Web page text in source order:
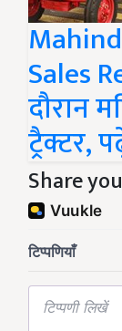
Sales
दौरान
ट्रैक्टर,
Share